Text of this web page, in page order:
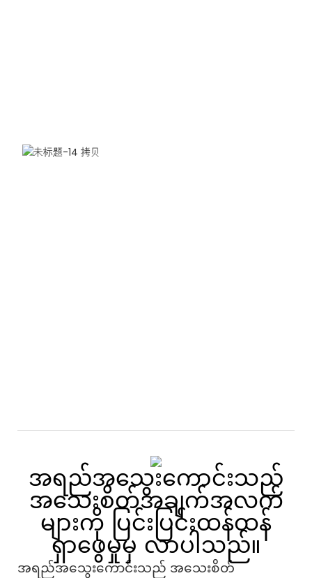
အရည်အသွေးကောင်းသည်
အသေးစိတ်အချက်အလက်
များကို ပြင်းပြင်းထန်ထန်
ရှာဖွေမှုမှ လာပါသည်။
အရည်အသွေးကောင်းသည် အသေးစိတ်